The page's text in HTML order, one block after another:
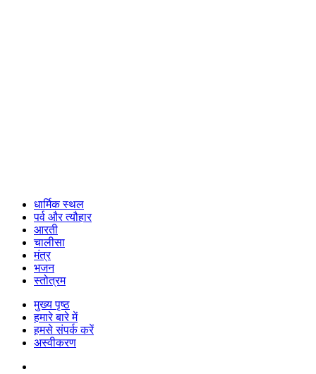
धार्मिक स्थल
पर्व और त्यौहार
आरती
चालीसा
मंत्र
भजन
स्तोत्रम
मुख्य पृष्ठ
हमारे बारे में
हमसे संपर्क करें
अस्वीकरण